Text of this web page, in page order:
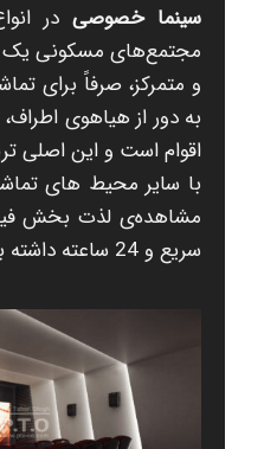
سینما خصوصی در
مجتمع‌های مسکونی یک
و متمرکز، صرفاً برای
به دور از هیاهوی اطراف،
اقوام است و این اصلی
با سایر محیط های
مشاهده‌ی لذت بخش
سریع و 24 ساعته داشته باشید…